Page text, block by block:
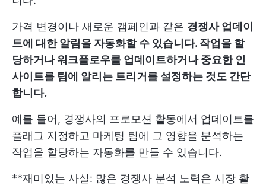
가격 변경이나 새로운 캠페인과 같은 경쟁사 업데이
트에 대한 알림을 자동화할 수 있습니다. 작업을 할
당하거나 워크플로우를 업데이트하거나 중요한 인
사이트를 팀에 알리는 트리거를 설정하는 것도 간단
합니다.
예를 들어, 경쟁사의 프로모션 활동에서 업데이트를
플래그 지정하고 마케팅 팀에 그 영향을 분석하는
작업을 할당하는 자동화를 만들 수 있습니다.
**재미있는 사실: 많은 경쟁사 분석 노력은 시장 활